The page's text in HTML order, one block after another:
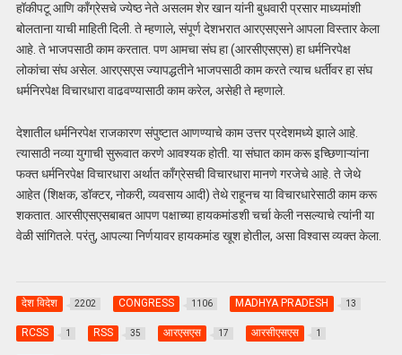
हॉकीपटू आणि काँग्रेसचे ज्येष्ठ नेते असलम शेर खान यांनी बुधवारी प्रसार माध्यमांशी
बोलताना याची माहिती दिली. ते म्हणाले, संपूर्ण देशभरात आरएसएसने आपला विस्तार केला
आहे. ते भाजपसाठी काम करतात. पण आमचा संघ हा (आरसीएसएस) हा धर्मनिरपेक्ष
लोकांचा संघ असेल. आरएसएस ज्यापद्धतीने भाजपसाठी काम करते त्याच धर्तीवर हा संघ
धर्मनिरपेक्ष विचारधारा वाढवण्यासाठी काम करेल, असेही ते म्हणाले.
देशातील धर्मनिरपेक्ष राजकारण संपुष्टात आणण्याचे काम उत्तर प्रदेशमध्ये झाले आहे.
त्यासाठी नव्या युगाची सुरूवात करणे आवश्यक होती. या संघात काम करू इच्छिणाऱ्यांना
फक्त धर्मनिरपेक्ष विचारधारा अर्थात काँग्रेसची विचारधारा मानणे गरजेचे आहे. ते जेथे
आहेत (शिक्षक, डॉक्टर, नोकरी, व्यवसाय आदी) तेथे राहूनच या विचारधारेसाठी काम करू
शकतात. आरसीएसएसबाबत आपण पक्षाच्या हायकमांडशी चर्चा केली नसल्याचे त्यांनी या
वेळी सांगितले. परंतु, आपल्या निर्णयावर हायकमांड खूश होतील, असा विश्वास व्यक्त केला.
देश विदेश 2202 CONGRESS 1106 MADHYA PRADESH 13
RCSS 1 RSS 35 आरएसएस 17 आरसीएसएस 1